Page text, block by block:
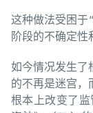
这种做法受困于
阶段的不确定性
如今情况发生了
的不再是迷宫，
根本上改变了